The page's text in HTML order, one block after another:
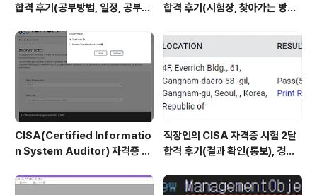
합격 후기(공부방법, 일정, 공부시
합격 후기(시험장, 찾아가는 방법,
CISA(Certified Informatio
n System Auditor) 자격증 시
험 일정 확인(23년)
직장인의 CISA 자격증 시험 2달
합격 후기(결과 확인(통보), 경력